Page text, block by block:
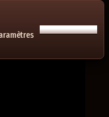
ACCEPTER TOUT